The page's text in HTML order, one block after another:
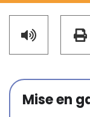
Mise en